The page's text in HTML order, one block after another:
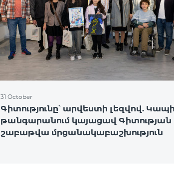
31 October
Գիտությունը՝ արվեստի լեզվով.
թանգարանում կայացավ Գիտության
շաբաթվա մրցանակաբաշխություն